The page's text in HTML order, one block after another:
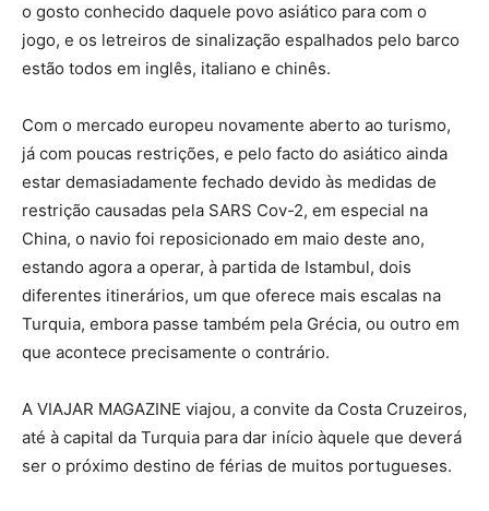
o gosto conhecido daquele povo asiático para com o
jogo, e os letreiros de sinalização espalhados pelo barco
estão todos em inglês, italiano e chinês.
Com o mercado europeu novamente aberto ao turismo,
já com poucas restrições, e pelo facto do asiático ainda
estar demasiadamente fechado devido às medidas de
restrição causadas pela SARS Cov-2, em especial na
China, o navio foi reposicionado em maio deste ano,
estando agora a operar, à partida de Istambul, dois
diferentes itinerários, um que oferece mais escalas na
Turquia, embora passe também pela Grécia, ou outro em
que acontece precisamente o contrário.
A VIAJAR MAGAZINE viajou, a convite da Costa Cruzeiros,
até à capital da Turquia para dar início àquele que deverá
ser o próximo destino de férias de muitos portugueses.